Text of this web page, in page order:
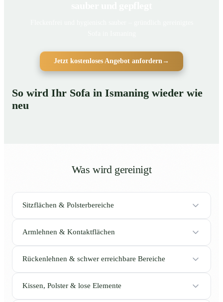
Jetzt kostenloses Angebot anfordern →
So wird Ihr Sofa in Ismaning wieder wie
neu
Was wird gereinigt
Sitzflächen & Polsterbereiche
Armlehnen & Kontaktflächen
Rückenlehnen & schwer erreichbare Bereiche
Kissen, Polster & lose Elemente